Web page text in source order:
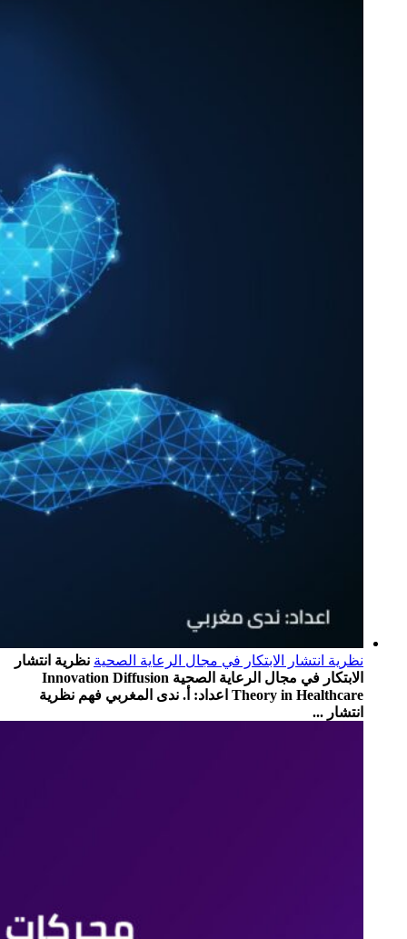
نظرية انتشار الابتكار في مجال الرعاية الصحية نظرية انتشار
الابتكار في مجال الرعاية الصحية Innovation Diffusion
Theory in Healthcare اعداد: أ. ندى المغربي فهم نظرية
انتشار ...